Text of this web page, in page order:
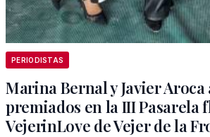
PERIODISTAS
Marina Bernal y Javier Aroca
premiados en la III Pasarela
VejerinLove de Vejer de la